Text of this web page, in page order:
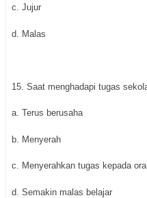
c. Jujur
d. Malas
15. Saat menghadapi tugas
a. Terus berusaha
b. Menyerah
c. Menyerahkan tugas kepada
d. Semakin malas belajar